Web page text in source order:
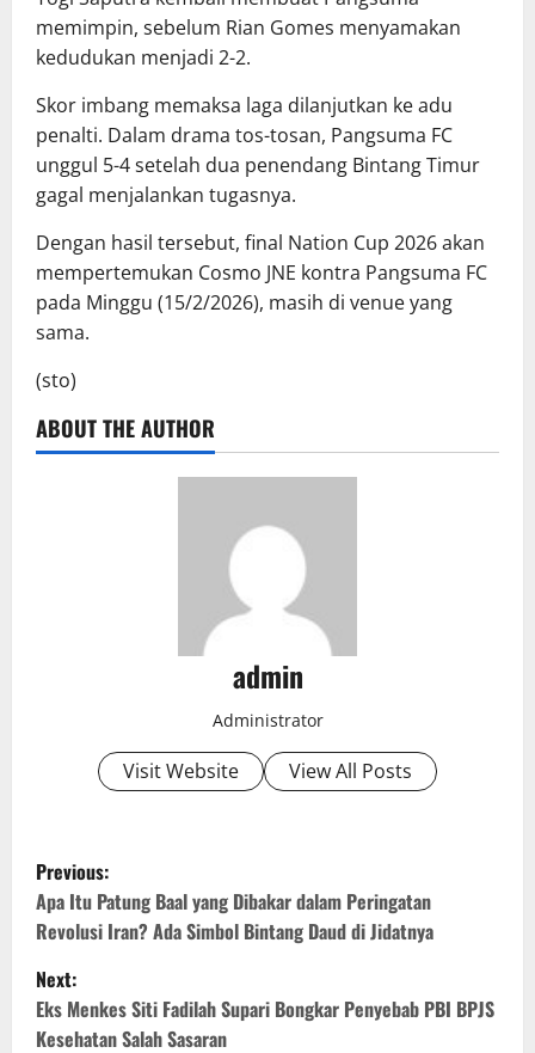
memimpin, sebelum Rian Gomes menyamakan
kedudukan menjadi 2-2.
Skor imbang memaksa laga dilanjutkan ke adu
penalti. Dalam drama tos-tosan, Pangsuma FC
unggul 5-4 setelah dua penendang Bintang Timur
gagal menjalankan tugasnya.
Dengan hasil tersebut, final Nation Cup 2026 akan
mempertemukan Cosmo JNE kontra Pangsuma FC
pada Minggu (15/2/2026), masih di venue yang
sama.
(sto)
ABOUT THE AUTHOR
admin
Administrator
Visit Website View All Posts
P
o
s
t
Previous:
Apa Itu Patung Baal yang Dibakar dalam Peringatan
Revolusi Iran? Ada Simbol Bintang Daud di Jidatnya
Next:
Eks Menkes Siti Fadilah Supari Bongkar Penyebab PBI BPJS
Kesehatan Salah Sasaran